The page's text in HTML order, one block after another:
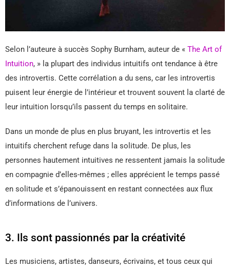
Selon l’auteure à succès Sophy Burnham, auteur de « The Art of
Intuition, » la plupart des individus intuitifs ont tendance à être
des introvertis. Cette corrélation a du sens, car les introvertis
puisent leur énergie de l’intérieur et trouvent souvent la clarté de
leur intuition lorsqu’ils passent du temps en solitaire.
Dans un monde de plus en plus bruyant, les introvertis et les
intuitifs cherchent refuge dans la solitude. De plus, les
personnes hautement intuitives ne ressentent jamais la solitude
en compagnie d’elles-mêmes ; elles apprécient le temps passé
en solitude et s’épanouissent en restant connectées aux flux
d’informations de l’univers.
3. Ils sont passionnés par la créativité
Les musiciens, artistes, danseurs, écrivains, et tous ceux qui